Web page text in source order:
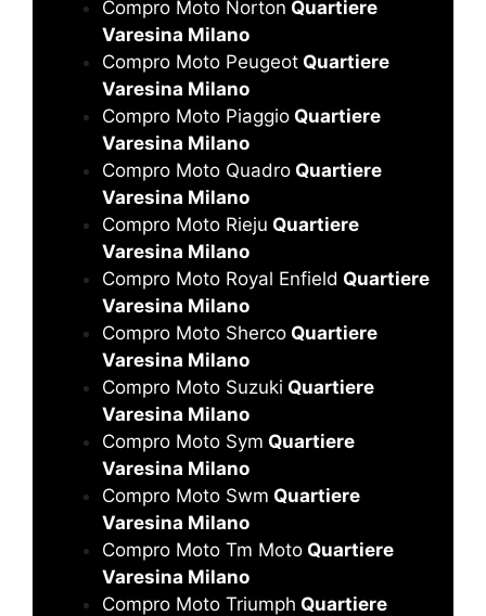
Compro Moto Norton Quartiere
Varesina Milano
Compro Moto Peugeot Quartiere
Varesina Milano
Compro Moto Piaggio Quartiere
Varesina Milano
Compro Moto Quadro Quartiere
Varesina Milano
Compro Moto Rieju Quartiere
Varesina Milano
Compro Moto Royal Enfield Quartiere
Varesina Milano
Compro Moto Sherco Quartiere
Varesina Milano
Compro Moto Suzuki Quartiere
Varesina Milano
Compro Moto Sym Quartiere
Varesina Milano
Compro Moto Swm Quartiere
Varesina Milano
Compro Moto Tm Moto Quartiere
Varesina Milano
Compro Moto Triumph Quartiere